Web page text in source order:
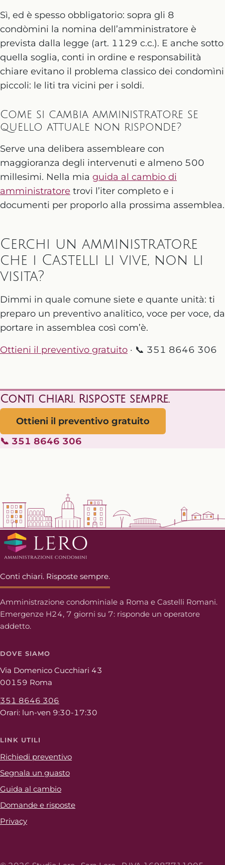
Sì, ed è spesso obbligatorio: sopra gli 8
condòmini la nomina dell’amministratore è
prevista dalla legge (art. 1129 c.c.). E anche sotto
quella soglia, conti in ordine e responsabilità
chiare evitano il problema classico dei condomìni
piccoli: le liti tra vicini per i soldi.
Come si cambia amministratore se
quello attuale non risponde?
Serve una delibera assembleare con
maggioranza degli intervenuti e almeno 500
millesimi. Nella mia guida al cambio di
amministratore trovi l’iter completo e i
documenti per proporlo alla prossima assemblea.
Cerchi un amministratore
che i Castelli li vive, non li
visita?
Dimmi in quale comune siete e quante unità: ti
preparo un preventivo analitico, voce per voce, da
portare in assemblea così com’è.
Ottieni il preventivo gratuito · 📞 351 8646 306
Conti chiari. Risposte sempre.
Ottieni il preventivo gratuito
📞 351 8646 306
Conti chiari. Risposte sempre.
Amministrazione condominiale a Roma e Castelli Romani.
Emergenze H24, 7 giorni su 7: risponde un operatore
addetto.
DOVE SIAMO
Via Domenico Cucchiari 43
00159 Roma
351 8646 306
Orari: lun-ven 9:30-17:30
LINK UTILI
Richiedi preventivo
Segnala un guasto
Guida al cambio
Domande e risposte
Privacy